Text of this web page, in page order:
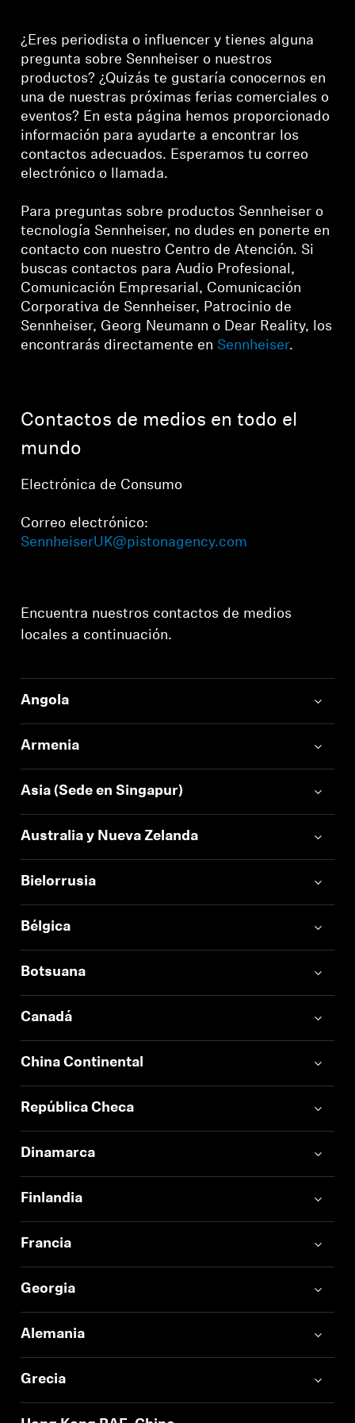
Audición
Audición por categoría
Auriculares para audición de TV
Recursos auditivos
Piezas y accesorios auditivos originales
Barras de sonido
Piezas y accesorios AMBEO
Acerca de nosotros
Sound Space
Asistencia
Profesional
¿Eres periodista o influencer y tienes alguna
pregunta sobre Sennheiser o nuestros
productos? ¿Quizás te gustaría conocernos en
una de nuestras próximas ferias comerciales o
eventos? En esta página hemos proporcionado
información para ayudarte a encontrar los
contactos adecuados. Esperamos tu correo
electrónico o llamada.
Para preguntas sobre productos Sennheiser o
tecnología Sennheiser, no dudes en ponerte en
contacto con nuestro Centro de Atención. Si
buscas contactos para Audio Profesional,
Comunicación Empresarial, Comunicación
Corporativa de Sennheiser, Patrocinio de
Sennheiser, Georg Neumann o Dear Reality, los
encontrarás directamente en Sennheiser.
Contactos de medios en todo el
mundo
Electrónica de Consumo
Correo electrónico:
SennheiserUK@pistonagency.com
Encuentra nuestros contactos de medios
locales a continuación.
Angola
Armenia
Asia (Sede en Singapur)
Australia y Nueva Zelanda
Bielorrusia
Bélgica
Botsuana
Canadá
China Continental
República Checa
Dinamarca
Finlandia
Francia
Georgia
Alemania
Grecia